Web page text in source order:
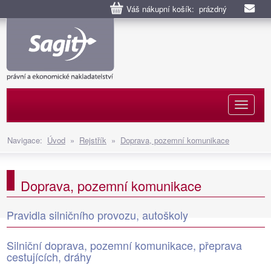
Váš nákupní košík: prázdný
Navigace: Úvod » Rejstřík » Doprava, pozemní komunikace
Doprava, pozemní komunikace
Pravidla silničního provozu, autoškoly
Silniční doprava, pozemní komunikace, přeprava
cestujících, dráhy